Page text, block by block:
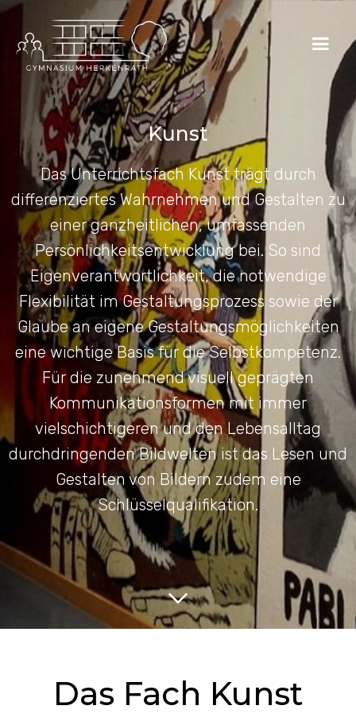
Kunst
Das Unterrichtsfach Kunst trägt durch
differenziertes Wahrnehmen und Gestalten zu
einer ganzheitlichen, umfassenden
Persönlichkeitsentwicklung bei. So sind
Eigenverantwortlichkeit, die notwendige
Flexibilität im Gestaltungsprozess sowie der
Glaube an eigene Gestaltungsmöglichkeiten
eine wichtige Basis für die Selbstkompetenz.
Für die zunehmend visuell geprägten
Kommunikationsformen mit immer
vielschichtigeren und den Lebensalltag
durchdringenden Bildwelten ist das Lesen und
Gestalten von Bildern zudem eine
Schlüsselqualifikation.
Das Fach Kunst